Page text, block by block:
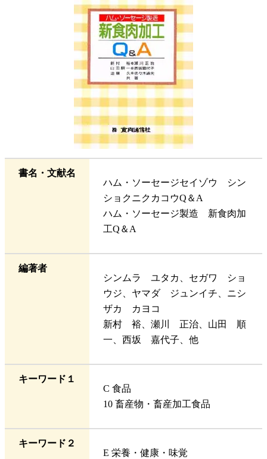
書名・文献名
ハム・ソーセージセイゾウ シン
ショクニクカコウQ＆A
ハム・ソーセージ製造 新食肉加
工Q＆A
編著者
シンムラ ユタカ、セガワ ショ
ウジ、ヤマダ ジュンイチ、ニシ
ザカ カヨコ
新村 裕、瀬川 正治、山田 順
一、西坂 嘉代子、他
キーワード１
C 食品
10 畜産物・畜産加工食品
キーワード２
E 栄養・健康・味覚